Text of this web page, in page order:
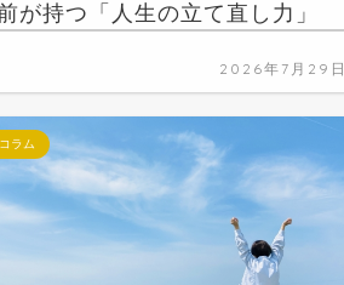
が持つ「人生の立て直し力」
2026年7月29日
ラム